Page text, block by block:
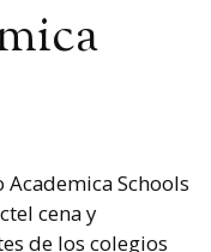
Schools
cena y
de los colegios